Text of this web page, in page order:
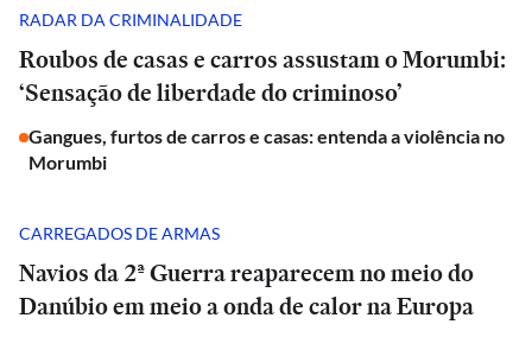
RADAR DA CRIMINALIDADE
Roubos de casas e carros assustam o Morumbi:
‘Sensação de liberdade do criminoso’
Gangues, furtos de carros e casas: entenda a violência no
Morumbi
CARREGADOS DE ARMAS
Navios da 2ª Guerra reaparecem no meio do
Danúbio em meio a onda de calor na Europa